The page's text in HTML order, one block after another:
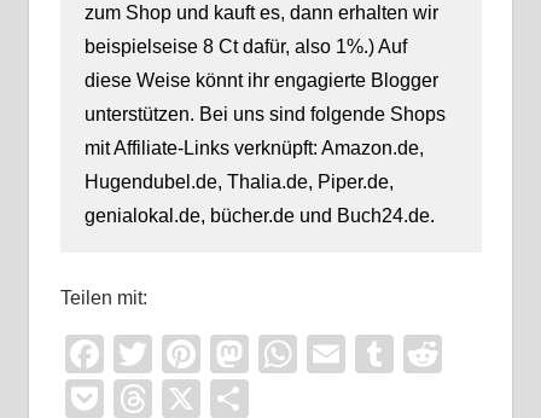
zum Shop und kauft es, dann erhalten wir
beispielseise 8 Ct dafür, also 1%.) Auf
diese Weise könnt ihr engagierte Blogger
unterstützen. Bei uns sind folgende Shops
mit Affiliate-Links verknüpft: Amazon.de,
Hugendubel.de, Thalia.de, Piper.de,
genialokal.de, bücher.de und Buch24.de.
Teilen mit:
Facebook
TwitterPinterest
Mastodon
WhatsApp
EmailTumblr
PocketThreads
X